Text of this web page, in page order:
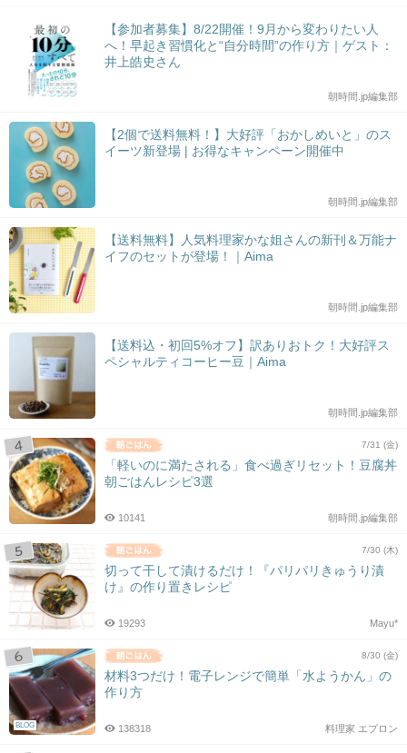
【参加者募集】8/22開催！9月から変わりたい人
へ！早起き習慣化と“自分時間”の作り方｜ゲスト：
井上皓史さん
朝時間.jp編集部
【2個で送料無料！】大好評「おかしめいと」のス
イーツ新登場 | お得なキャンペーン開催中
朝時間.jp編集部
【送料無料】人気料理家かな姐さんの新刊＆万能ナ
イフのセットが登場！｜Aima
朝時間.jp編集部
【送料込・初回5%オフ】訳ありおトク！大好評ス
ペシャルティコーヒー豆｜Aima
朝時間.jp編集部
7/31 (金)
「軽いのに満たされる」食べ過ぎリセット！豆腐丼
朝ごはんレシピ3選
朝時間.jp編集部
10141
7/30 (木)
切って干して漬けるだけ！『パリパリきゅうり漬
け』の作り置きレシピ
Mayu*
19293
BLOG
8/30 (金)
材料3つだけ！電子レンジで簡単「水ようかん」の
作り方
料理家 エプロン
138318